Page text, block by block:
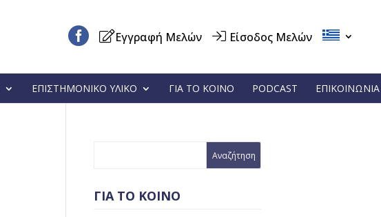
Εγγραφή Μελών Είσοδος Μελών
ΕΠΙΣΤΗΜΟΝΙΚΟ ΥΛΙΚΟ ΓΙΑ ΤΟ ΚΟΙΝΟ PODCAST ΕΠΙΚΟΙΝΩΝΙΑ
ΓΙΑ ΤΟ ΚΟΙΝΟ